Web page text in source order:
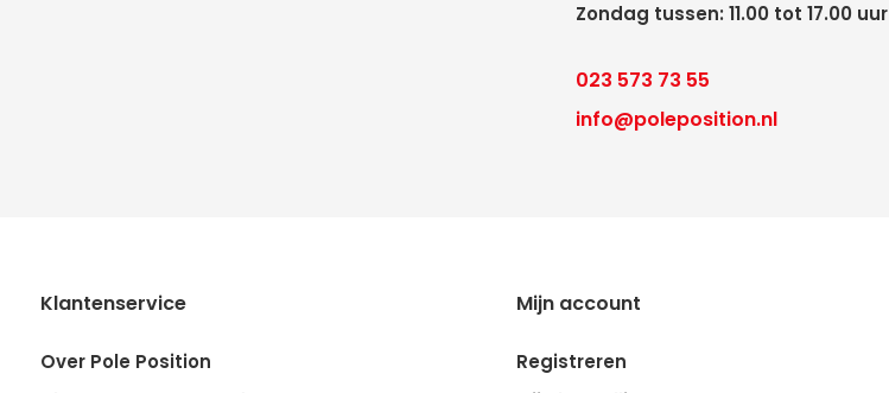
Zondag tussen: 11.00 tot 17.00 uur
023 573 73 55
info@poleposition.nl
Klantenservice
Over Pole Position
Mijn account
Registreren